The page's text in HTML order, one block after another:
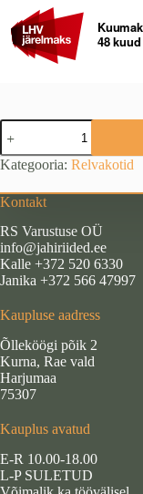
Püssikohver
121,5x23,5x10
kogus
Kategooria: Relvakotid
Kontakt
RS Varustuse OÜ
info@jahiriided.ee
Kalle +372 520 6330
Janika +372 566 47997
Kaupluse aadress
Õlleköögi põik 2
Kurna, Rae vald
Harjumaa
75307
Kauplus avatud
E-R 10.00-18.00
L-P SULETUD